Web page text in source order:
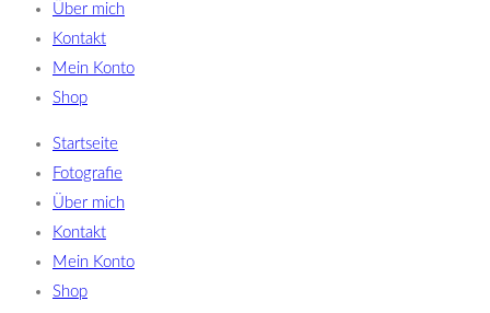
Über mich
Kontakt
Mein Konto
Shop
Startseite
Fotografie
Über mich
Kontakt
Mein Konto
Shop